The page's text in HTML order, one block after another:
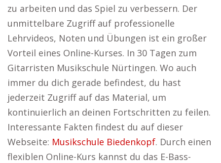
zu arbeiten und das Spiel zu verbessern. Der
unmittelbare Zugriff auf professionelle
Lehrvideos, Noten und Übungen ist ein großer
Vorteil eines Online-Kurses. In 30 Tagen zum
Gitarristen Musikschule Nürtingen. Wo auch
immer du dich gerade befindest, du hast
jederzeit Zugriff auf das Material, um
kontinuierlich an deinen Fortschritten zu feilen.
Interessante Fakten findest du auf dieser
Webseite: Musikschule Biedenkopf. Durch einen
flexiblen Online-Kurs kannst du das E-Bass-